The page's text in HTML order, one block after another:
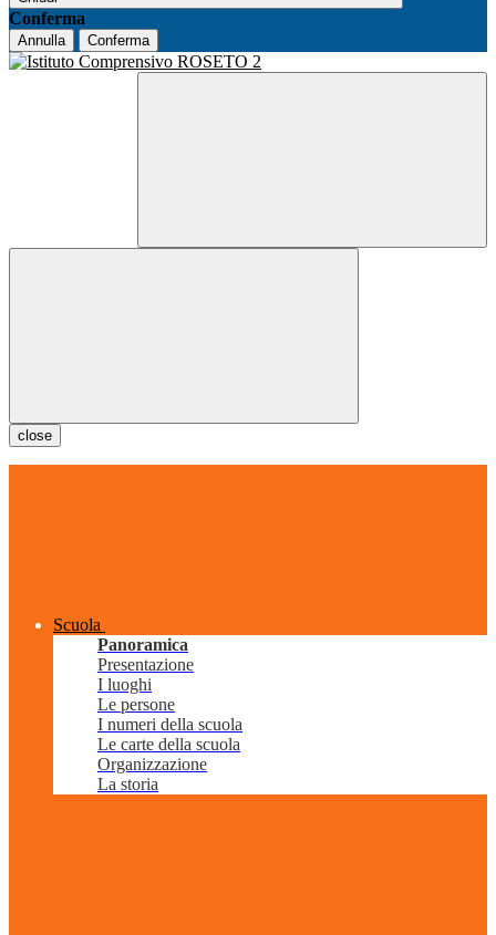
Conferma
Annulla Conferma
close
Scuola
Panoramica
Presentazione
I luoghi
Le persone
I numeri della scuola
Le carte della scuola
Organizzazione
La storia